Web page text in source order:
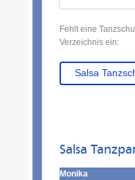
Fehlt eine
Verzeichnis ein:
Salsa
Salsa
Monika